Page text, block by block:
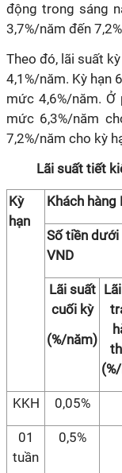
động trong sáng
3,7%/năm đến
Theo đó, lãi suất
4,1%/năm. Kỳ hạn
mức 4,6%/năm. Ở
mức 6,3%/năm
7,2%/năm cho kỳ
Lãi suất tiết
Kỳ
hạn
Khách hàng
Số tiền dưới
VND
Lãi suất
cuối kỳ
(%/năm)
KKH 0,05%
01
tuần
0,5%